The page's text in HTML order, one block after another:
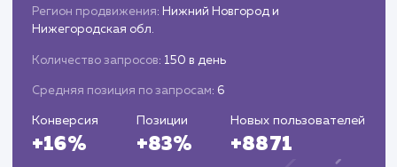
Наши работы по
социальному